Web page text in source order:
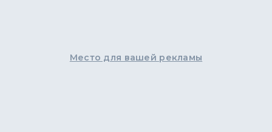
Место для вашей рекламы